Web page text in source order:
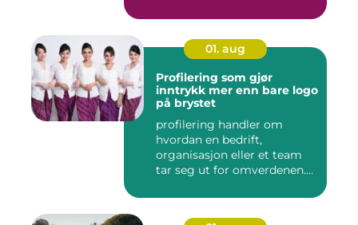
01. aug
Profilering som gjør
inntrykk mer enn bare logo
på brystet
profilering handler om
hvordan en bedrift,
organisasjon eller et team
tar seg ut for omverdenen.